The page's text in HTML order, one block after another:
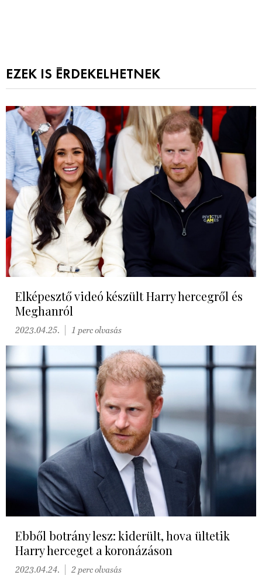
EZEK IS ÉRDEKELHETNEK
Elképesztő videó készült Harry hercegről és
Meghanról
2023.04.25. 1 perc olvasás
Ebből botrány lesz: kiderült, hova ültetik
Harry herceget a koronázáson
2023.04.24. 2 perc olvasás